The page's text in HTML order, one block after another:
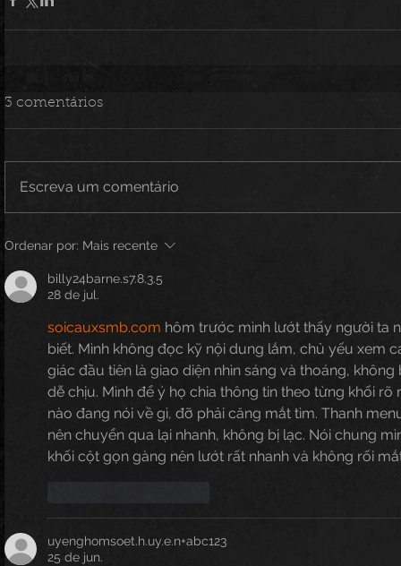
3 comentários
Escreva um comentário
Ordenar por: Mais recente
billy24barne.s7.8.3.5
28 de jul.
soicauxsmb.com hôm trước mình lướt thấy người ta
biết. Mình không đọc kỹ nội dung lắm, chủ yếu xem
giác đầu tiên là giao diện nhìn sáng và thoáng,
dễ chịu. Mình để ý họ chia thông tin theo từng khối rõ
nào đang nói về gì, đỡ phải căng mắt tìm. Thanh
nên chuyển qua lại nhanh, không bị lạc. Nói chung
khối cột gọn gàng nên lướt rất nhanh và không rối
uyenghomsoet.h.uy.e.n+abc123
25 de jun.